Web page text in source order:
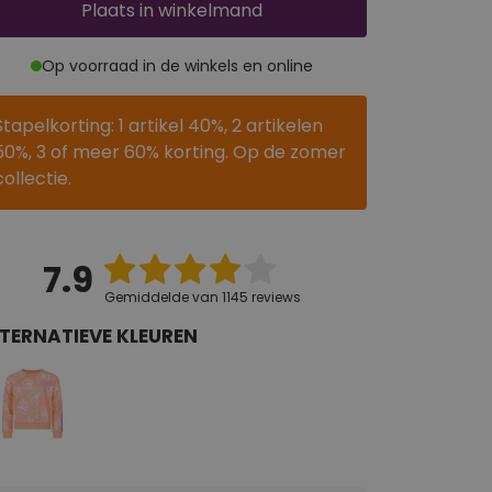
KLEUREN
Plaats in winkelmand
Op voorraad in de winkels en online
1 artikel 40%, 2 artikelen
3 of meer 60% korting. Op de zomer
7.9 Gemiddelde van 1145 reviews